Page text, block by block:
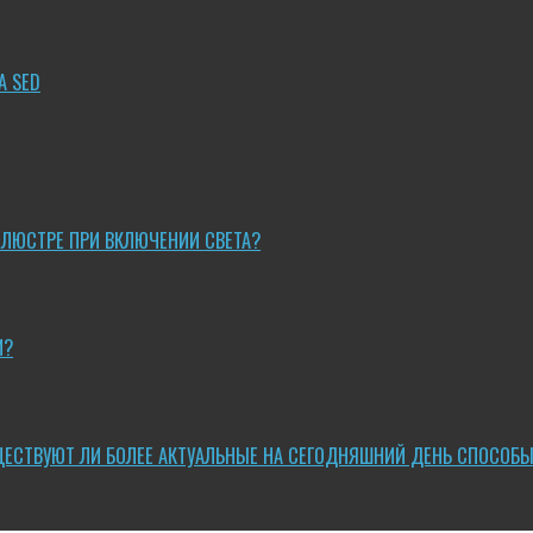
SED
ПРИ ВКЛЮЧЕНИИ СВЕТА?
ЛИ БОЛЕЕ АКТУАЛЬНЫЕ НА СЕГОДНЯШНИЙ ДЕНЬ